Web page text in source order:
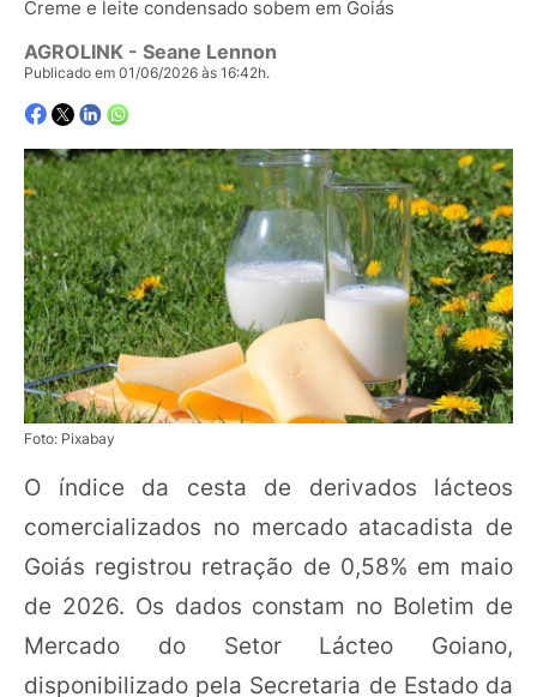
Creme e leite condensado sobem em Goiás
AGROLINK - Seane Lennon
Publicado em 01/06/2026 às 16:42h.
Foto: Pixabay
O índice da cesta de derivados lácteos
comercializados no mercado atacadista de
Goiás registrou retração de 0,58% em maio
de 2026. Os dados constam no Boletim de
Mercado do Setor Lácteo Goiano,
disponibilizado pela Secretaria de Estado da